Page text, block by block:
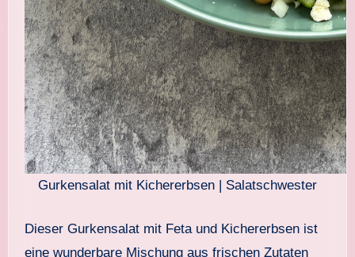
Gurkensalat mit Kichererbsen | Salatschwester
Dieser Gurkensalat mit Feta und Kichererbsen ist
eine wunderbare Mischung aus frischen Zutaten